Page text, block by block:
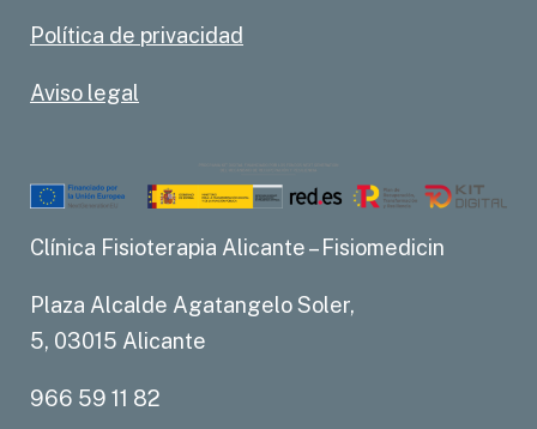
Política de privacidad
Aviso legal
Clínica Fisioterapia Alicante – Fisiomedicin
Plaza Alcalde Agatangelo Soler,
5, 03015 Alicante
966 59 11 82